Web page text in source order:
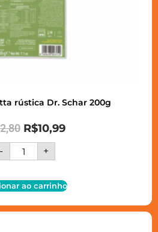
rústica Dr. Schar 200g
R$10,99
- +
ao carrinho